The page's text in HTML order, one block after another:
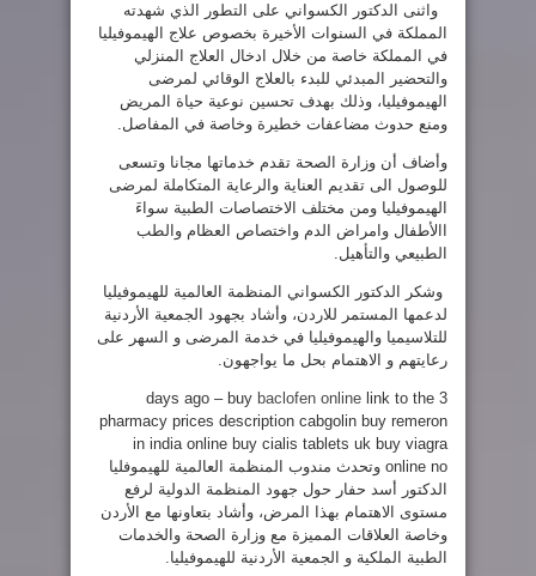
واثنى الدكتور الكسواني على التطور الذي شهدته
المملكة في السنوات الأخيرة بخصوص علاج الهيموفيليا
في المملكة خاصة من خلال ادخال العلاج المنزلي
والتحضير المبدئي للبدء بالعلاج الوقائي لمرضى
الهيموفيليا، وذلك بهدف تحسين نوعية حياة المريض
ومنع حدوث مضاعفات خطيرة وخاصة في المفاصل.
وأضاف أن وزارة الصحة تقدم خدماتها مجانا وتسعى
للوصول الى تقديم العناية والرعاية المتكاملة لمرضى
الهيموفيليا ومن مختلف الاختصاصات الطبية سواءَ
االأطفال وامراض الدم واختصاص العظام والطب
الطبيعي والتأهيل.
وشكر الدكتور الكسواني المنظمة العالمية للهيموفيليا
لدعمها المستمر للاردن، وأشاد بجهود الجمعية الأردنية
للتلاسيميا والهيموفيليا في خدمة المرضى و السهر على
رعايتهم و الاهتمام بحل ما يواجهون.
3 days ago – buy
baclofen online link to the
pharmacy prices description cabgolin buy remeron
in india online buy cialis tablets uk buy viagra
online no وتحدث مندوب المنظمة العالمية للهيموفليا
الدكتور أسد حفار حول جهود المنظمة الدولية لرفع
مستوى الاهتمام بهذا المرض، وأشاد بتعاونها مع الأردن
وخاصة العلاقات المميزة مع وزارة الصحة والخدمات
الطبية الملكية و الجمعية الأردنية للهيموفيليا.